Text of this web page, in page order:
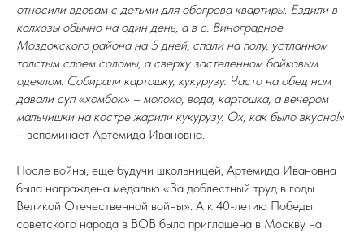
относили вдовам с детьми для обогрева квартиры. Ездили в
колхозы обычно на один день, а в с. Виноградное
Моздокского района на 5 дней, спали на полу, устланном
толстым слоем соломы, а сверху застеленном байковым
одеялом. Собирали картошку, кукурузу. Часто на обед нам
давали суп «хомбок» – молоко, вода, картошка, а вечером
мальчишки на костре жарили кукурузу. Ох, как было вкусно!»
– вспоминает Артемида Ивановна.
После войны, еще будучи школьницей, Артемида Ивановна
была награждена медалью «За доблестный труд в годы
Великой Отечественной войны». А к 40-летию Победы
советского народа в ВОВ была приглашена в Москву на